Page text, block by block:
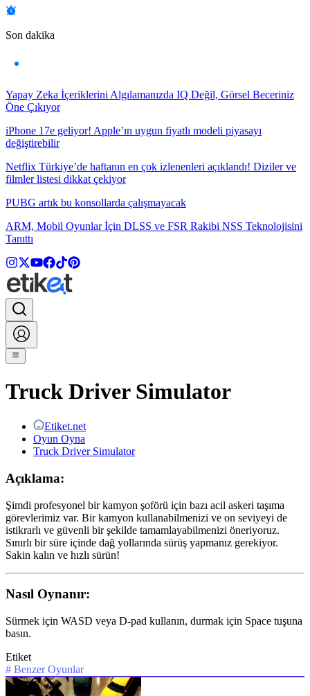
Son dakika
Yapay Zeka İçeriklerini Algılamanızda IQ Değil, Görsel Beceriniz
Öne Çıkıyor
iPhone 17e geliyor! Apple’ın uygun fiyatlı modeli piyasayı
değiştirebilir
Netflix Türkiye’de haftanın en çok izlenenleri açıklandı! Diziler ve
filmler listesi dikkat çekiyor
PUBG artık bu konsollarda çalışmayacak
ARM, Mobil Oyunlar İçin DLSS ve FSR Rakibi NSS Teknolojisini
Tanıttı
Truck Driver Simulator
Etiket.net
Oyun Oyna
Truck Driver Simulator
Açıklama:
Şimdi profesyonel bir kamyon şoförü için bazı acil askeri taşıma
görevlerimiz var. Bir kamyon kullanabilmenizi ve on seviyeyi de
istikrarlı ve güvenli bir şekilde tamamlayabilmenizi öneriyoruz.
Sınırlı bir süre içinde dağ yollarında sürüş yapmanız gerekiyor.
Sakin kalın ve hızlı sürün!
Nasıl Oynanır:
Sürmek için WASD veya D-pad kullanın, durmak için Space tuşuna
basın.
Etiket
# Benzer Oyunlar